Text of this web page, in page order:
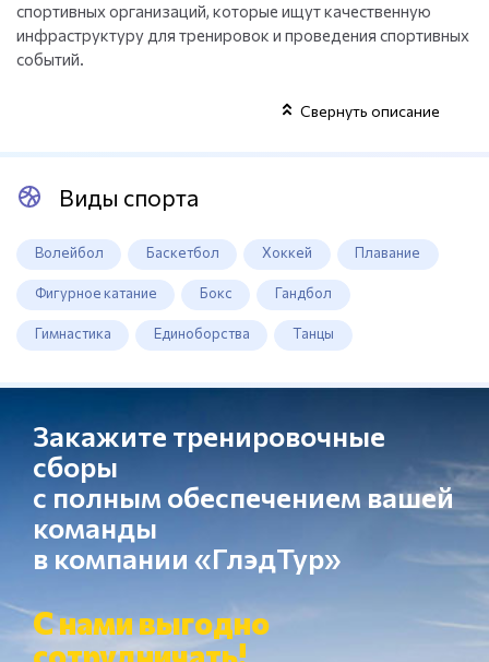
спортивных организаций, которые ищут качественную
инфраструктуру для тренировок и проведения спортивных
событий.
Свернуть описание
Виды спорта
Волейбол Баскетбол Хоккей Плавание
Фигурное катание Бокс Гандбол
Гимнастика Единоборства Танцы
Закажите тренировочные
сборы
с полным обеспечением вашей
команды
в компании «ГлэдТур»
С нами выгодно